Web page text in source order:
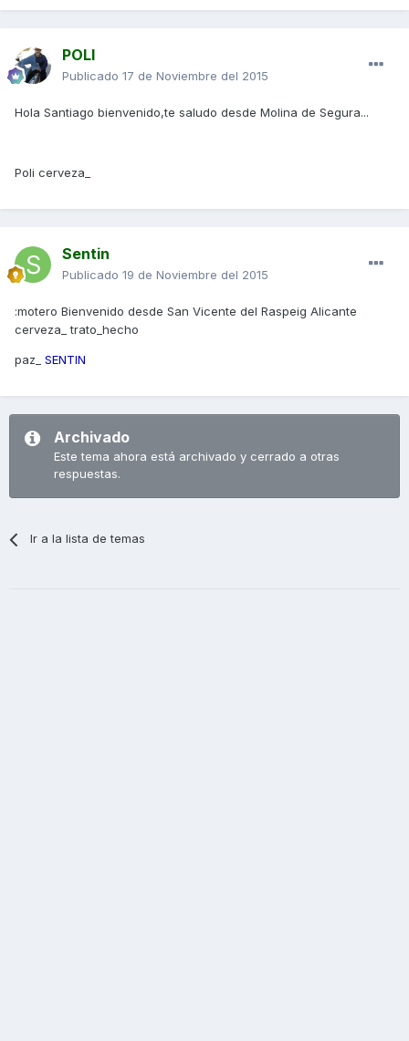
POLI
Publicado 17 de Noviembre del 2015
Hola Santiago bienvenido,te saludo desde Molina de Segura...
Poli cerveza_
Sentin
Publicado 19 de Noviembre del 2015
:motero Bienvenido desde San Vicente del Raspeig Alicante
cerveza_ trato_hecho
paz_ SENTIN
Archivado
Este tema ahora está archivado y cerrado a otras
respuestas.
Ir a la lista de temas